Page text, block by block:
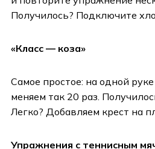
Получилось? Подключите
«Класс — коза»
Самое простое: на одной руке
меняем так 20 раз.
Легко? Добавляем крест на
Упражнения с теннисным